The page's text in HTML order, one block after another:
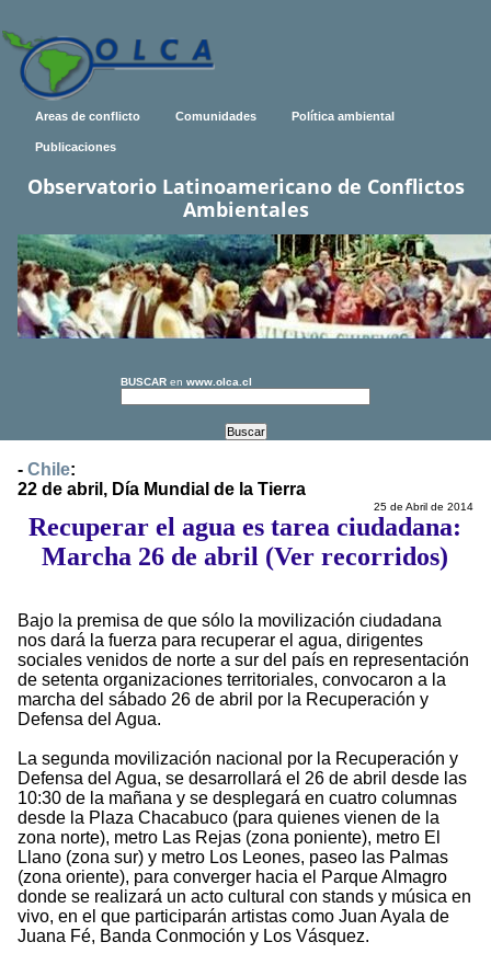
Areas de conflicto Comunidades Política ambiental
Publicaciones
Observatorio Latinoamericano de Conflictos
Ambientales
BUSCAR en www.olca.cl
- Chile:
22 de abril, Día Mundial de la Tierra
25 de Abril de 2014
Recuperar el agua es tarea ciudadana:
Marcha 26 de abril (Ver recorridos)
Bajo la premisa de que sólo la movilización ciudadana
nos dará la fuerza para recuperar el agua, dirigentes
sociales venidos de norte a sur del país en representación
de setenta organizaciones territoriales, convocaron a la
marcha del sábado 26 de abril por la Recuperación y
Defensa del Agua.
La segunda movilización nacional por la Recuperación y
Defensa del Agua, se desarrollará el 26 de abril desde las
10:30 de la mañana y se desplegará en cuatro columnas
desde la Plaza Chacabuco (para quienes vienen de la
zona norte), metro Las Rejas (zona poniente), metro El
Llano (zona sur) y metro Los Leones, paseo las Palmas
(zona oriente), para converger hacia el Parque Almagro
donde se realizará un acto cultural con stands y música en
vivo, en el que participarán artistas como Juan Ayala de
Juana Fé, Banda Conmoción y Los Vásquez.